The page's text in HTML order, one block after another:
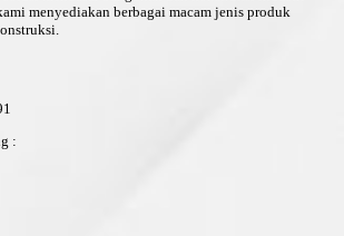
menyediakan berbagai macam jenis produk
: